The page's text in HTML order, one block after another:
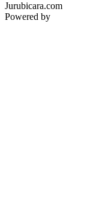
Jurubicara.com
Powered by